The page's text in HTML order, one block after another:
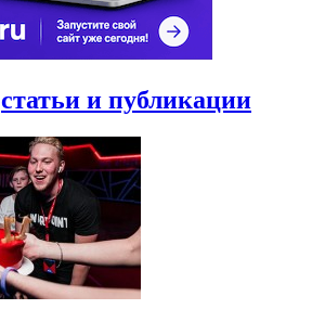
статьи и публикации